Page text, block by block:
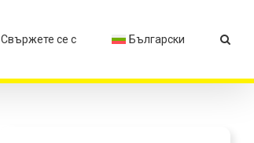
Свържете се с Български